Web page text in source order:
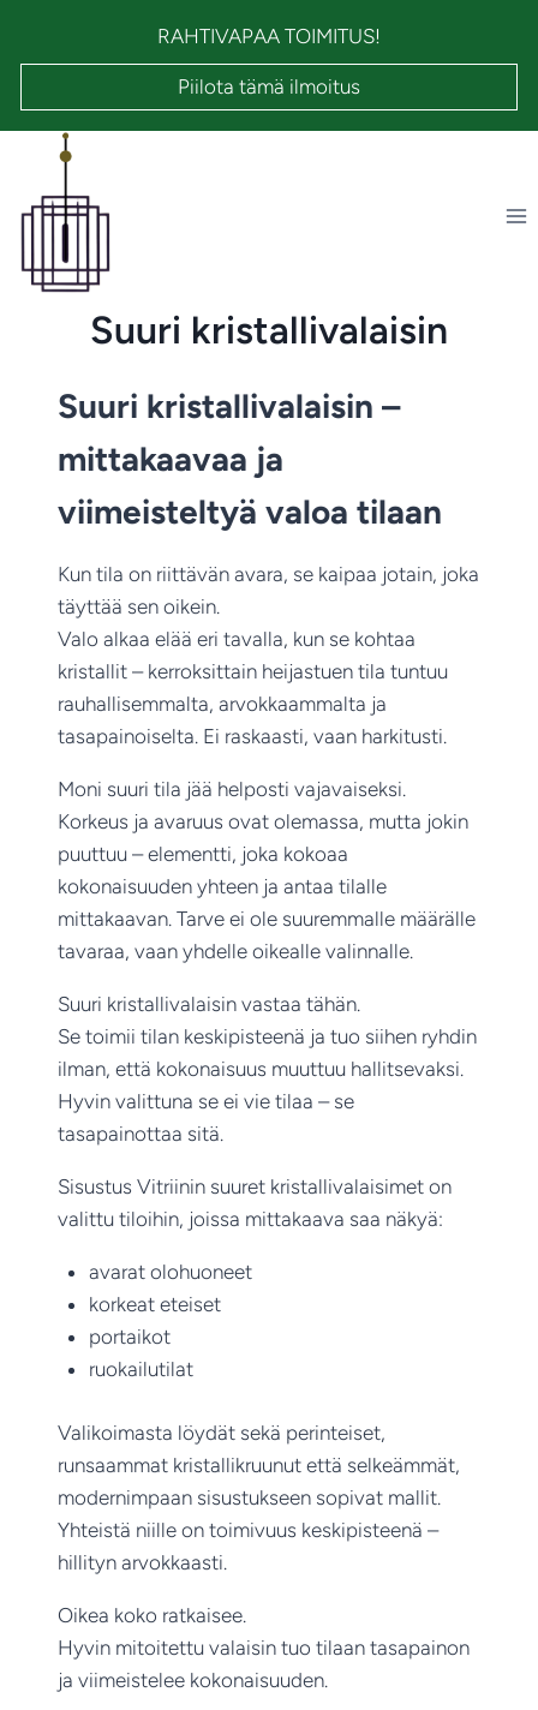
RAHTIVAPAA TOIMITUS!
Piilota tämä ilmoitus
Suuri kristallivalaisin
Suuri kristallivalaisin –
mittakaavaa ja
viimeisteltyä valoa tilaan
Kun tila on riittävän avara, se kaipaa jotain, joka
täyttää sen oikein.
Valo alkaa elää eri tavalla, kun se kohtaa
kristallit – kerroksittain heijastuen tila tuntuu
rauhallisemmalta, arvokkaammalta ja
tasapainoiselta. Ei raskaasti, vaan harkitusti.
Moni suuri tila jää helposti vajavaiseksi.
Korkeus ja avaruus ovat olemassa, mutta jokin
puuttuu – elementti, joka kokoaa
kokonaisuuden yhteen ja antaa tilalle
mittakaavan. Tarve ei ole suuremmalle määrälle
tavaraa, vaan yhdelle oikealle valinnalle.
Suuri kristallivalaisin vastaa tähän.
Se toimii tilan keskipisteenä ja tuo siihen ryhdin
ilman, että kokonaisuus muuttuu hallitsevaksi.
Hyvin valittuna se ei vie tilaa – se
tasapainottaa sitä.
Sisustus Vitriinin suuret kristallivalaisimet on
valittu tiloihin, joissa mittakaava saa näkyä:
avarat olohuoneet
korkeat eteiset
portaikot
ruokailutilat
Valikoimasta löydät sekä perinteiset,
runsaammat kristallikruunut että selkeämmät,
modernimpaan sisustukseen sopivat mallit.
Yhteistä niille on toimivuus keskipisteenä –
hillityn arvokkaasti.
Oikea koko ratkaisee.
Hyvin mitoitettu valaisin tuo tilaan tasapainon
ja viimeistelee kokonaisuuden.